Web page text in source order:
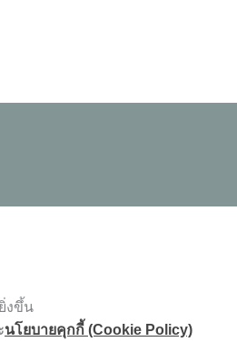
งขึ้น
นโยบายคุกกี้ (Cookie Policy)